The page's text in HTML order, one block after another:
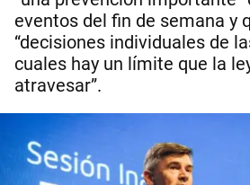
eventos del fin de semana y
“decisiones individuales de
cuales hay un límite que la
atravesar”.